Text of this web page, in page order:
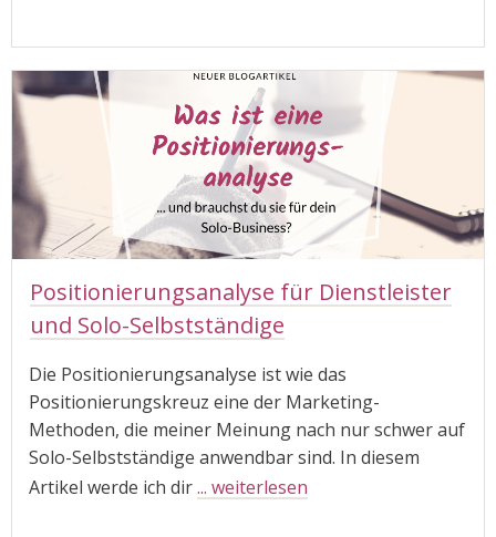
Positionierungsanalyse für Dienstleister
und Solo-Selbstständige
Die Positionierungsanalyse ist wie das
Positionierungskreuz eine der Marketing-
Methoden, die meiner Meinung nach nur schwer auf
Solo-Selbstständige anwendbar sind. In diesem
Artikel werde ich dir... weiterlesen